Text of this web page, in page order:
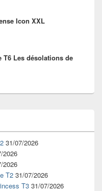
Icon XXL
Les désolations de
31/07/2026
2026
2026
T2 31/07/2026
T3 31/07/2026